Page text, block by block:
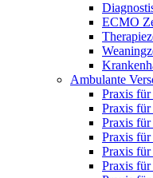
ECMO
Ambulante
Praxis
Praxis für
Praxis
Praxis
Praxis
Praxis